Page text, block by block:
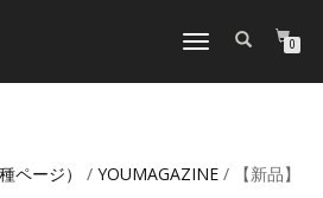
ナ
ゲ
ン
0
ページ） / YOUMAGAZINE/ 【新品】